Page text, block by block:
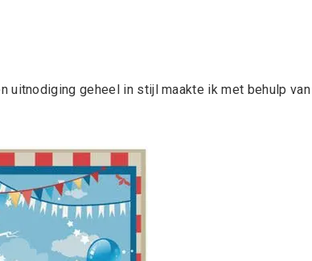
uitnodiging geheel in stijl maakte ik met behulp van